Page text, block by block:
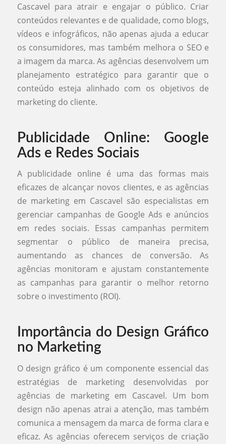
Cascavel para atrair e engajar o público. Criar
conteúdos relevantes e de qualidade, como blogs,
vídeos e infográficos, não apenas ajuda a educar
os consumidores, mas também melhora o SEO e
a imagem da marca. As agências desenvolvem um
planejamento estratégico para garantir que o
conteúdo esteja alinhado com os objetivos de
marketing do cliente.
Publicidade Online: Google
Ads e Redes Sociais
A publicidade online é uma das formas mais
eficazes de alcançar novos clientes, e as agências
de marketing em Cascavel são especialistas em
gerenciar campanhas de Google Ads e anúncios
em redes sociais. Essas campanhas permitem
segmentar o público de maneira precisa,
aumentando as chances de conversão. As
agências monitoram e ajustam constantemente
as campanhas para garantir o melhor retorno
sobre o investimento (ROI).
Importância do Design Gráfico
no Marketing
O design gráfico é um componente essencial das
estratégias de marketing desenvolvidas por
agências de marketing em Cascavel. Um bom
design não apenas atrai a atenção, mas também
comunica a mensagem da marca de forma clara e
eficaz. As agências oferecem serviços de criação